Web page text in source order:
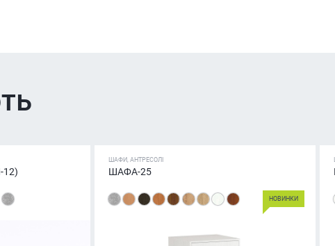
ШАФИ, АНТРЕСОЛІ
ШАФА-25
НОВИНКИ